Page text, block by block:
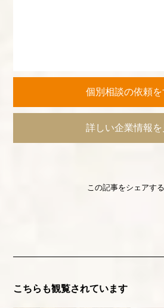
個別相談の依頼を
詳しい企業情報を
この記事をシェアする
こちらも観覧されています